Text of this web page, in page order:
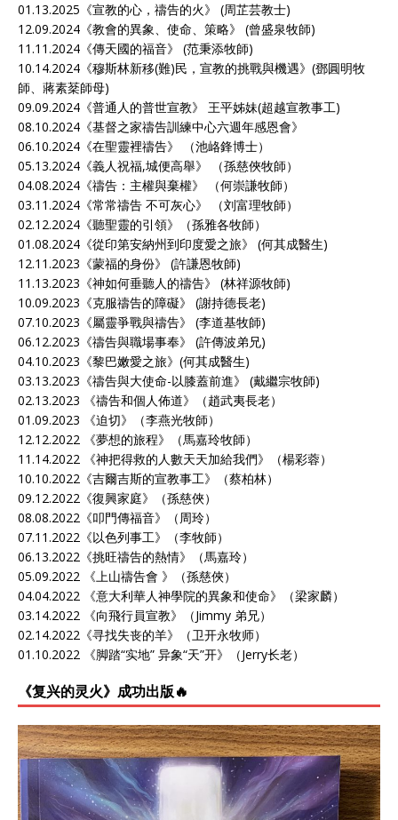
01.13.2025《宣教的心，禱告的火》 (周芷芸教士)
12.09.2024《教會的異象、使命、策略》 (曾盛泉牧師)
11.11.2024《傳天國的福音》 (范秉添牧師)
10.14.2024《穆斯林新移(難)民，宣教的挑戰與機遇》(鄧圓明牧
師、蔣素棻師母)
09.09.2024《普通人的普世宣教》 王平姊妹(超越宣教事工)
08.10.2024《基督之家禱告訓練中心六週年感恩會》
06.10.2024《在聖靈裡禱告》 （池峈鋒博士）
05.13.2024《義人祝福,城便高舉》 （孫慈俠牧師）
04.08.2024《禱告：主權與棄權》 （何崇謙牧師）
03.11.2024《常常禱告 不可灰心》 （刘富理牧師）
02.12.2024《聽聖靈的引領》（孫雅各牧師）
01.08.2024《從印第安納州到印度愛之旅》 (何其成醫生)
12.11.2023《蒙福的身份》 (許謙恩牧師)
11.13.2023《神如何垂聽人的禱告》 (林祥源牧師)
10.09.2023《克服禱告的障礙》 (謝持德長老)
07.10.2023《屬靈爭戰與禱告》 (李道基牧師)
06.12.2023《禱告與職場事奉》 (許傳波弟兄)
04.10.2023《黎巴嫩愛之旅》(何其成醫生)
03.13.2023《禱告與大使命-以膝蓋前進》 (戴繼宗牧師)
02.13.2023 《禱告和個人佈道》（趙武夷長老）
01.09.2023 《迫切》（李燕光牧師）
12.12.2022 《夢想的旅程》（馬嘉玲牧師）
11.14.2022 《神把得救的人數天天加給我們》（楊彩蓉）
10.10.2022《吉爾吉斯的宣教事工》（蔡柏林）
09.12.2022《復興家庭》（孫慈俠）
08.08.2022《叩門傳福音》（周玲）
07.11.2022《以色列事工》（李牧師）
06.13.2022《挑旺禱告的熱情》（馬嘉玲）
05.09.2022 《上山禱告會 》（孫慈俠）
04.04.2022 《意大利華人神學院的異象和使命》（梁家麟）
03.14.2022 《向飛行員宣教》（Jimmy 弟兄）
02.14.2022《寻找失丧的羊》（卫开永牧师）
01.10.2022 《脚踏“实地” 异象“天”开》（Jerry长老）
《复兴的灵火》成功出版🔥